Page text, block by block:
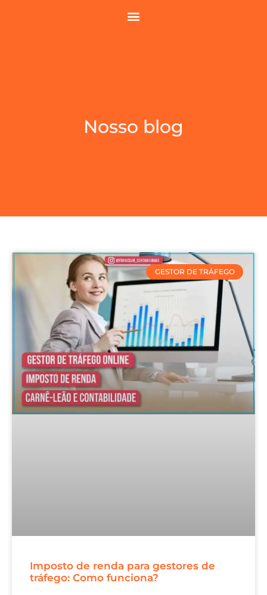
Nosso blog
GESTOR DE TRÁFEGO
Imposto de renda para gestores de
tráfego: Como funciona?